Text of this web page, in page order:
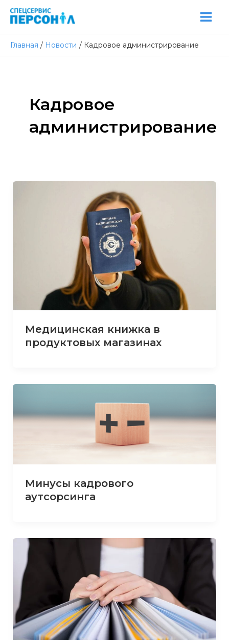
Перейти
Main
Главная Новости Кадровое администрирование
Кадровое
администрирование
Медицинская книжка в
продуктовых магазинах
Минусы кадрового
аутсорсинга
Post
pagination